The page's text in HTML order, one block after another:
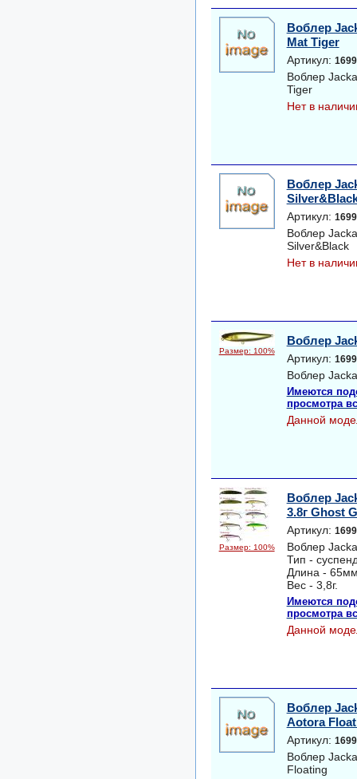
Воблер
Mat Tiger
Артикул:
Воблер
Tiger
Нет в
Воблер
Артикул:
Воблер
Silver&Black
Нет в
Размер: 100%
Воблер
Артикул:
Воблер
Имеются
просмотра
Данной
Размер: 100%
Воблер
3.8г Ghost
Артикул:
Воблер
Тип -
Длина -
Вес - 3,8г.
Имеются
просмотра
Данной
Воблер
Aotora
Артикул:
Воблер
Floating